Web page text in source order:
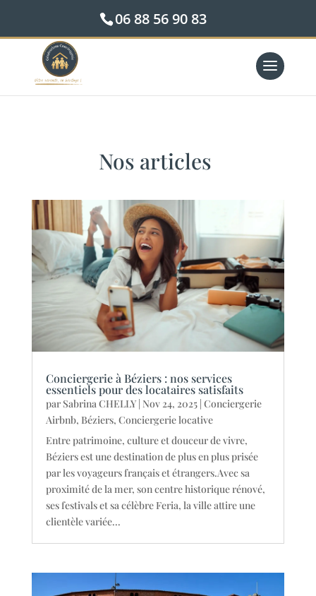
06 88 56 90 83
Nos articles
Conciergerie à Béziers : nos services
essentiels pour des locataires satisfaits
par Sabrina CHELLY| Nov 24, 2025| Conciergerie
Airbnb, Béziers, Conciergerie locative
Entre patrimoine, culture et douceur de vivre,
Béziers est une destination de plus en plus prisée
par les voyageurs français et étrangers.Avec sa
proximité de la mer, son centre historique rénové,
ses festivals et sa célèbre Feria, la ville attire une
clientèle variée...